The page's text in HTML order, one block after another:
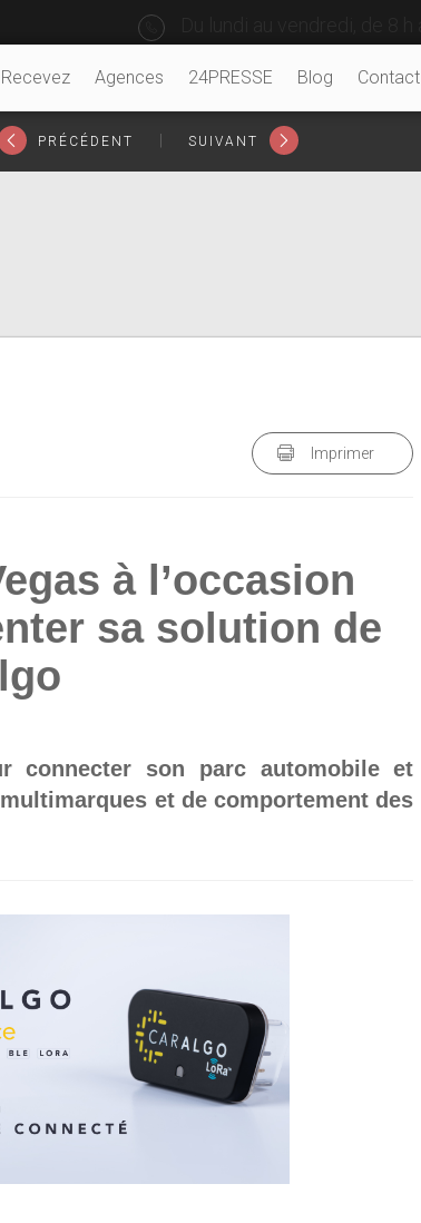
Recevez Agences 24PRESSE Blog Contact
PRÉCÉDENT SUIVANT
Imprimer
à l’occasion
sa solution de
connecter son parc automobile et
et de comportement des